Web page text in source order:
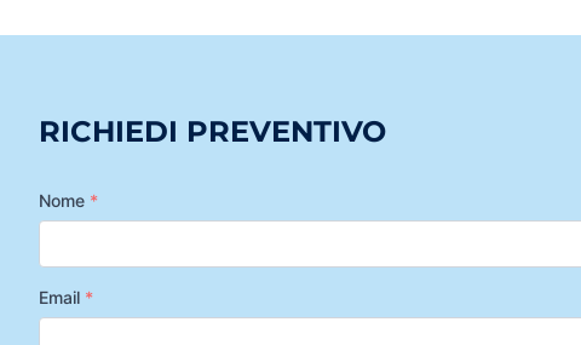
RICHIEDI PREVENTIVO
Nome *
Email *